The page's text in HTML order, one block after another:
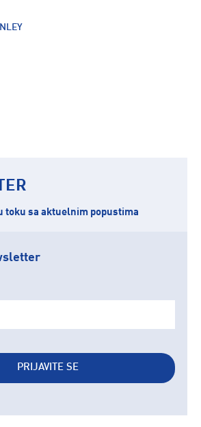
toku sa aktuelnim popustima
PRIJAVITE SE